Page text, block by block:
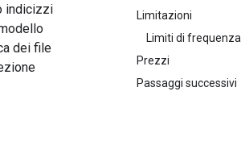
Limitazioni
Limiti di frequenza
Prezzi
Passaggi successivi
indicizzi
dei file